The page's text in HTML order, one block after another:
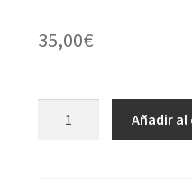
35,00€
Cónico
Añadir